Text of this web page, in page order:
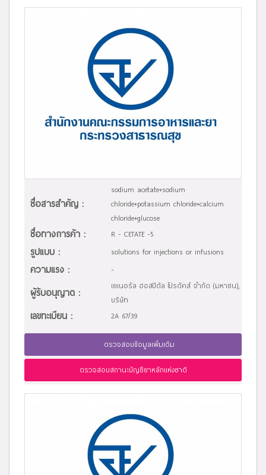
ชื่อสารสำคัญ :
sodium acetate+sodium
chloride+potassium chloride+calcium
chloride+glucose
ชื่อทางการค้า : R - CETATE -5
รูปแบบ : solutions for injections or infusions
ความแรง : -
ผู้รับอนุญาต :
เยเนอรัล ฮอสปิตัล โปรดัคส์ จำกัด (มหาชน),
บริษัท
เลขทะเบียน : 2A 67/39
ตรวจสอบข้อมูลเพิ่มเติม
ตรวจสอบสถานะบัญชียาหลักแห่งชาติ